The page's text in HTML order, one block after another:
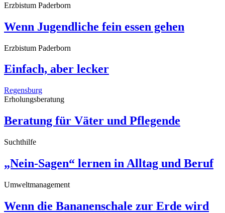
Erzbistum Paderborn
Wenn Jugendliche fein essen gehen
Erzbistum Paderborn
Einfach, aber lecker
Regensburg
Erholungsberatung
Beratung für Väter und Pflegende
Suchthilfe
„Nein-Sagen“ lernen in Alltag und Beruf
Umweltmanagement
Wenn die Bananenschale zur Erde wird